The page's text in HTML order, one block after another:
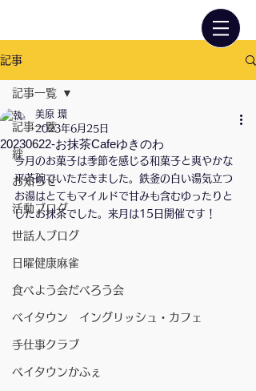
記事
記事一覧
絆
お知らせ
活動ブログ
世話人ブログ
日曜健康麻雀
食べよう会だべろう会
ベイタウン イングリッシュ・カフェ
手仕事クラブ
ベイタウンかふぇ
記事一覧
20230622-お抹茶Cafeゆきのわ
美原 環
2023年6月25日
今月のお菓子は季節を感じる和菓子と爽やかな
平茶碗でいただきました。鉄釜の白い湯気立つ
お湯はとてもマイルドで甘みも含むゆったりと
したお抹茶でした。来月は15日開催です！